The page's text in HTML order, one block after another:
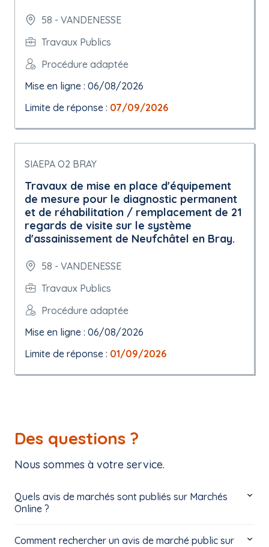
58 - VANDENESSE
Travaux Publics
Procédure adaptée
Mise en ligne : 06/08/2026
Limite de réponse : 07/09/2026
SIAEPA O2 BRAY
Travaux de mise en place d'équipement
de mesure pour le diagnostic permanent
et de réhabilitation / remplacement de 21
regards de visite sur le système
d'assainissement de Neufchâtel en Bray.
58 - VANDENESSE
Travaux Publics
Procédure adaptée
Mise en ligne : 06/08/2026
Limite de réponse : 01/09/2026
Des questions ?
Nous sommes à votre service.
Quels avis de marchés sont publiés sur Marchés
Online ?
Comment rechercher un avis de marché public sur